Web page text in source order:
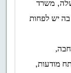
,
בה יש לפחות
מודעות,